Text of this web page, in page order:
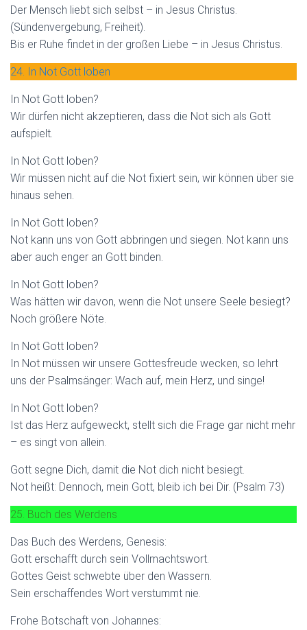
Der Mensch liebt sich selbst – in Jesus Christus.
(Sündenvergebung, Freiheit).
Bis er Ruhe findet in der großen Liebe – in Jesus Christus.
24. In Not Gott loben
In Not Gott loben?
Wir dürfen nicht akzeptieren, dass die Not sich als Gott
aufspielt.
In Not Gott loben?
Wir müssen nicht auf die Not fixiert sein, wir können über sie
hinaus sehen.
In Not Gott loben?
Not kann uns von Gott abbringen und siegen. Not kann uns
aber auch enger an Gott binden.
In Not Gott loben?
Was hätten wir davon, wenn die Not unsere Seele besiegt?
Noch größere Nöte.
In Not Gott loben?
In Not müssen wir unsere Gottesfreude wecken, so lehrt
uns der Psalmsänger: Wach auf, mein Herz, und singe!
In Not Gott loben?
Ist das Herz aufgeweckt, stellt sich die Frage gar nicht mehr
– es singt von allein.
Gott segne Dich, damit die Not dich nicht besiegt.
Not heißt: Dennoch, mein Gott, bleib ich bei Dir. (Psalm 73)
25. Buch des Werdens
Das Buch des Werdens, Genesis:
Gott erschafft durch sein Vollmachtswort.
Gottes Geist schwebte über den Wassern.
Sein erschaffendes Wort verstummt nie.
Frohe Botschaft von Johannes: